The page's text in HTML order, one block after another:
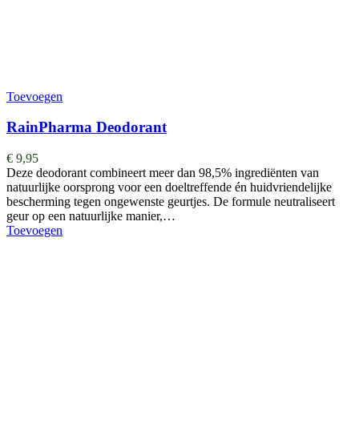
Toevoegen
RainPharma Deodorant
€ 9,95
Deze deodorant combineert meer dan 98,5% ingrediënten van
natuurlijke oorsprong voor een doeltreffende én huidvriendelijke
bescherming tegen ongewenste geurtjes. De formule neutraliseert
geur op een natuurlijke manier,…
Toevoegen